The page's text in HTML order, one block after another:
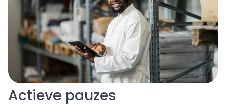
Actieve pauzes